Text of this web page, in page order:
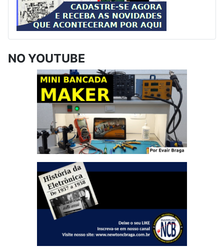
NO YOUTUBE